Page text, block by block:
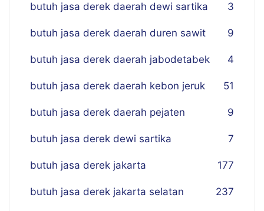
butuh jasa derek daerah dewi sartika 3
butuh jasa derek daerah duren sawit 9
butuh jasa derek daerah jabodetabek 4
butuh jasa derek daerah kebon jeruk 51
butuh jasa derek daerah pejaten 9
butuh jasa derek dewi sartika 7
butuh jasa derek jakarta 177
butuh jasa derek jakarta selatan 237